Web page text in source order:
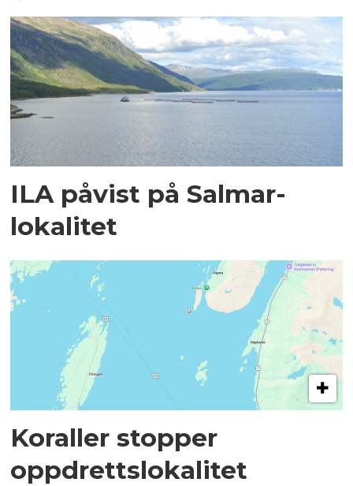
ILA påvist på Salmar-
lokalitet
Koraller stopper
oppdrettslokalitet